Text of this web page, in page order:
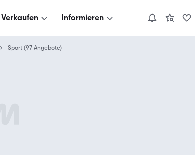
Verkaufen Informieren
Sport (97 Angebote)